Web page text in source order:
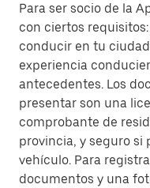
Para ser socio de la
con ciertos
conducir en tu
experiencia
antecedentes. Los
presentar son una
comprobante de
provincia, y seguro
vehículo. Para
documentos y una